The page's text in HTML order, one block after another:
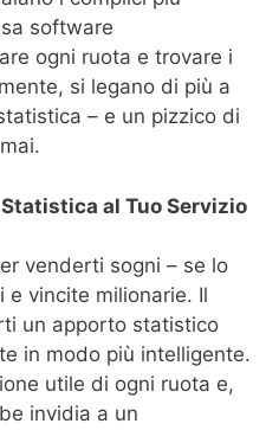
software
ogni ruota e trovare i
si legano di più a
– e un pizzico di
al Tuo Servizio
venderti sogni – se lo
vincite milionarie. Il
un apporto statistico
in modo più intelligente.
utile di ogni ruota e,
invidia a un